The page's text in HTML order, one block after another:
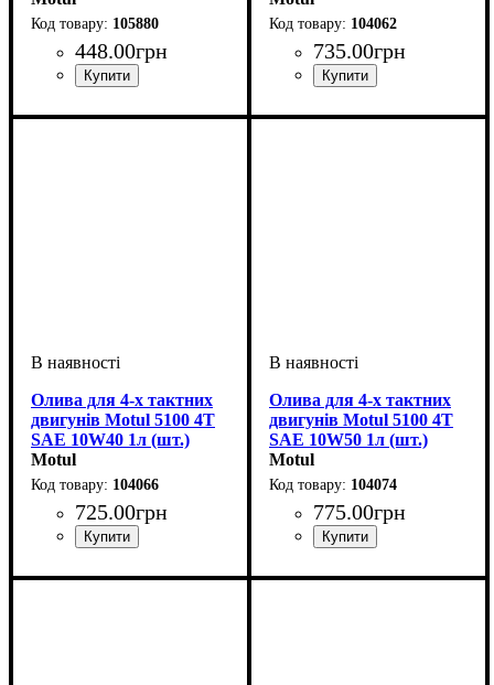
105880
448.00грн
104062
735.00грн
Олива для 4-х тактних
двигунів Motul 5100 4T
SAE 10W40 1л (шт.)
Motul
104066
725.00грн
Олива для 4-х тактних
двигунів Motul 5100 4T
SAE 10W50 1л (шт.)
Motul
104074
775.00грн